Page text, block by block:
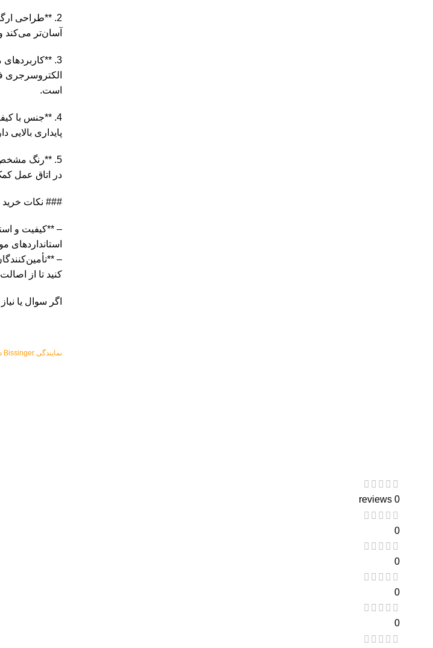
2. **طراحی
آسان‌تر
3.
الکتروسرجری
است.
4. **جنس با
پایداری بالایی
5. **رنگ
در اتاق عمل
### نکات خرید
– **کیفیت و
استانداردهای
–
کنید تا از
اگر سوال یا
نمایندگی Bissinger در ایران شرکت
0 reviews
0
0
0
0